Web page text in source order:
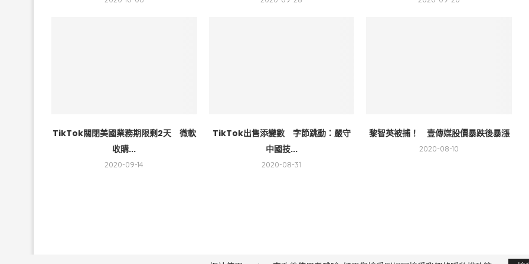
TikTok關閉美國業務期限剩2天 微軟
收購...
2020-09-14
TikTok出售添變數 字節跳動：嚴守
中國技...
2020-08-31
黎智英被捕！ 壹傳媒股價暴跌後暴漲
2020-08-10
毅傳媒控股股份有限公司 版權所有，非經授權，不得轉載 All Right Reserved.Yi Media Inc. 電話